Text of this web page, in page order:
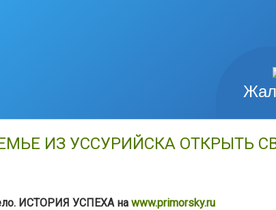
ИЗ УССУРИЙСКА ОТКРЫТЬ
ИСТОРИЯ УСПЕХА на www.primorsky.ru